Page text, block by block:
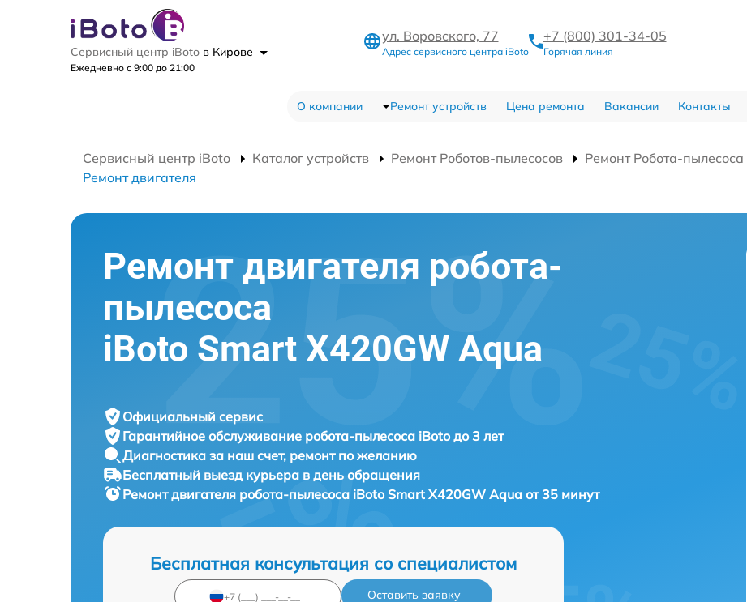
Сервисный центр iBoto в Кирове
Ежедневно с 9:00 до 21:00
ул. Воровского, 77
Адрес сервисного центра iBoto
+7 (800) 301-34-05
Горячая линия
О компании Ремонт устройств Цена ремонта Вакансии Контакты
Сервисный центр iBoto Каталог устройств Ремонт Роботов-пылесосов
Ремонт Робота-
Ремонт двигателя
Ремонт двигателя робота-
пылесоса
iBoto Smart Х420GW Aqua
Официальный сервис
Гарантийное обслуживание робота-пылесоса iBoto до 3 лет
Диагностика за наш счет, ремонт по желанию
Бесплатный выезд курьера в день обращения
Ремонт двигателя робота-пылесоса iBoto Smart Х420GW Aqua от 35 минут
Бесплатная консультация со специалистом
Оставить заявку